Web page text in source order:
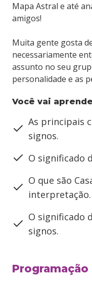
Mapa Astral e até
amigos!
Muita gente gosta
necessariamente
assunto no seu
personalidade e as
Você vai
As principais
signos.
O significado
O que são
interpretação.
O significado
signos.
Programação